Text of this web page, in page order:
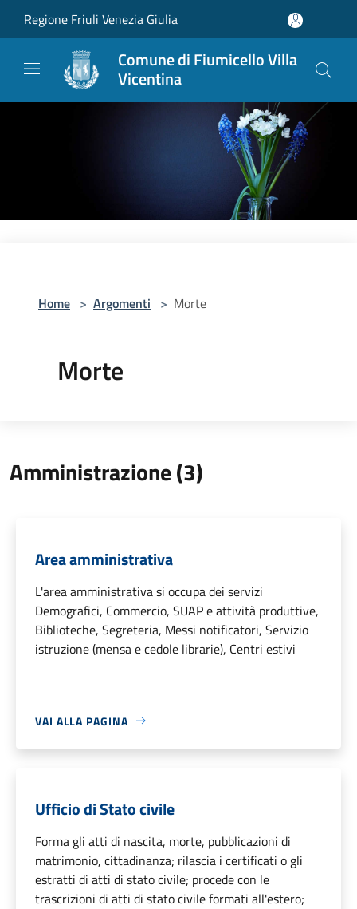
Regione Friuli Venezia Giulia
Comune di Fiumicello Villa
Vicentina
Home > Argomenti > Morte
Morte
Amministrazione (3)
Area amministrativa
L'area amministrativa si occupa dei servizi
Demografici, Commercio, SUAP e attività produttive,
Biblioteche, Segreteria, Messi notificatori, Servizio
istruzione (mensa e cedole librarie), Centri estivi
VAI ALLA PAGINA
Ufficio di Stato civile
Forma gli atti di nascita, morte, pubblicazioni di
matrimonio, cittadinanza; rilascia i certificati o gli
estratti di atti di stato civile; procede con le
trascrizioni di atti di stato civile formati all'estero;